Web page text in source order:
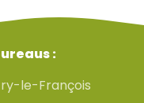
:
le-François